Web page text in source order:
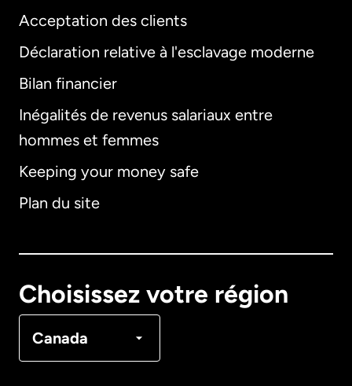
Acceptation des clients
Déclaration relative à l'esclavage moderne
Bilan financier
Inégalités de revenus salariaux entre
hommes et femmes
Keeping your money safe
Plan du site
Choisissez votre région
Canada
International
Allemagne
Français